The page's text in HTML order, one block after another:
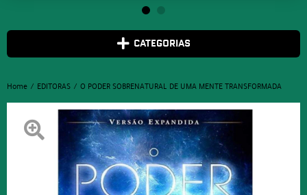
CATEGORIAS
Home EDITORAS O PODER SOBRENATURAL DE UMA MENTE TRANSFORMADA